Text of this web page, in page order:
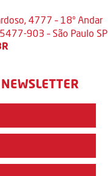
4777 – 18º Andar
903 – São Paulo SP